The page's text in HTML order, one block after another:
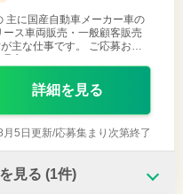
主に国産自動車メーカー車の
ス車両販売・一般顧客販売
主な仕事です。 ご応募お待
詳細を見る
月5日更新/応募集まり次第終了
見る (1件)